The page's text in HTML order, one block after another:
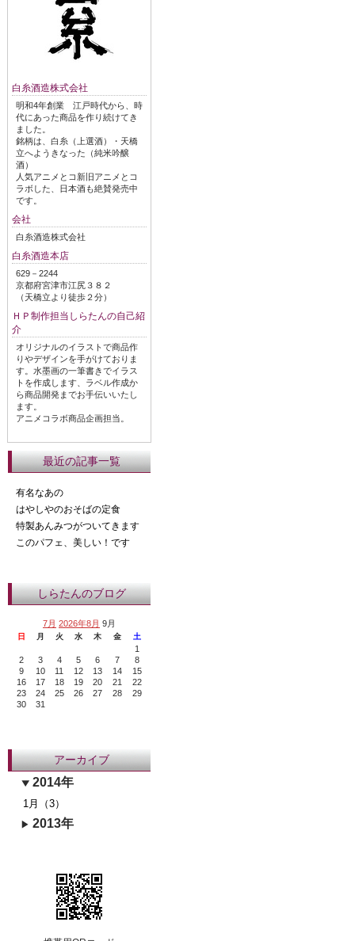
白糸酒造株式会社
明和4年創業 江戸時代から、時
代にあった商品を作り続けてき
ました。
銘柄は、白糸（上選酒）・天橋
立へようきなった（純米吟醸
酒）
人気アニメとコ新旧アニメとコ
ラボした、日本酒も絶賛発売中
です。
会社
白糸酒造株式会社
白糸酒造本店
629－2244
京都府宮津市江尻３８２
（天橋立より徒歩２分）
ＨＰ制作担当しらたんの自己紹
介
オリジナルのイラストで商品作
りやデザインを手がけておりま
す。水墨画の一筆書きでイラス
トを作成します、ラベル作成か
ら商品開発までお手伝いいたし
ます。
アニメコラボ商品企画担当。
最近の記事一覧
有名なあの
はやしやのおそばの定食
特製あんみつがついてきます
このパフェ、美しい！です
しらたんのブログ
7月 2026年8月 9月
日 月 火 水 木 金 土
1
2
3 4 5 6 7
8
9
10 11 12 13 14
15
16
17 18 19 20 21
22
23
24 25 26 27 28
29
30
31
アーカイブ
2014年
1月（3）
2013年